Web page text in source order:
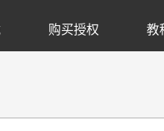
购买授权 教